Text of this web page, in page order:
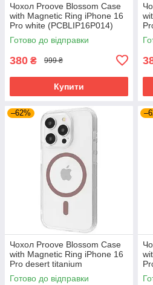
Чохол Proove Blossom Case
with Magnetic Ring iPhone 16
Pro white (PCBLIP16P014)
Готово до відправки
380 ₴ 999 ₴
Купити
–62%
Чохол Proove Blossom Case
with Magnetic Ring iPhone 16
Pro desert titanium
(PCBLIP16P033)
Готово до відправки